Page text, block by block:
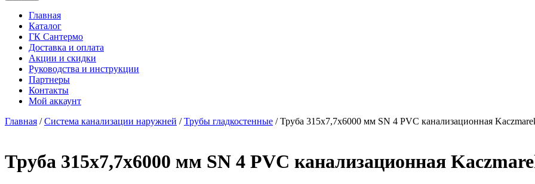
Главная
Каталог
ГК Сантермо
Доставка и оплата
Акции и скидки
Руководства и инструкции
Партнеры
Контакты
Мой аккаунт
Главная /Система канализации наружней /Трубы гладкостенные / Труба 315х7,7х6000 мм SN 4 PVC канализационная
Труба 315х7,7х6000 мм SN 4 PVC канализационная